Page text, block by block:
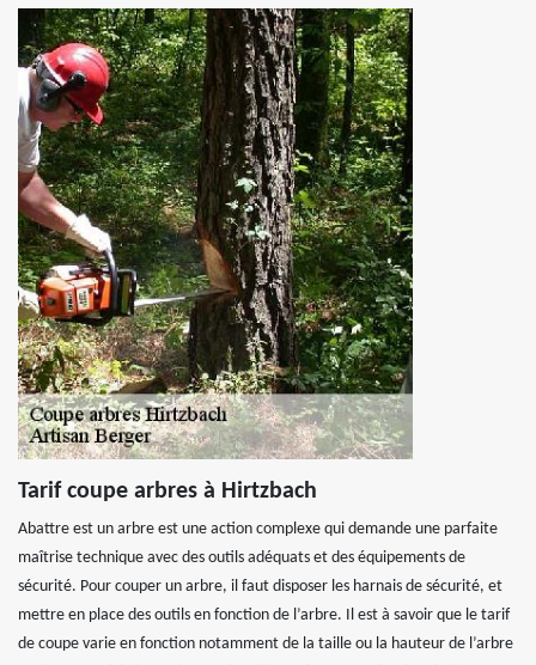
Tarif coupe arbres à Hirtzbach
Abattre est un arbre est une action complexe qui demande une parfaite
maîtrise technique avec des outils adéquats et des équipements de
sécurité. Pour couper un arbre, il faut disposer les harnais de sécurité, et
mettre en place des outils en fonction de l’arbre. Il est à savoir que le tarif
de coupe varie en fonction notamment de la taille ou la hauteur de l’arbre